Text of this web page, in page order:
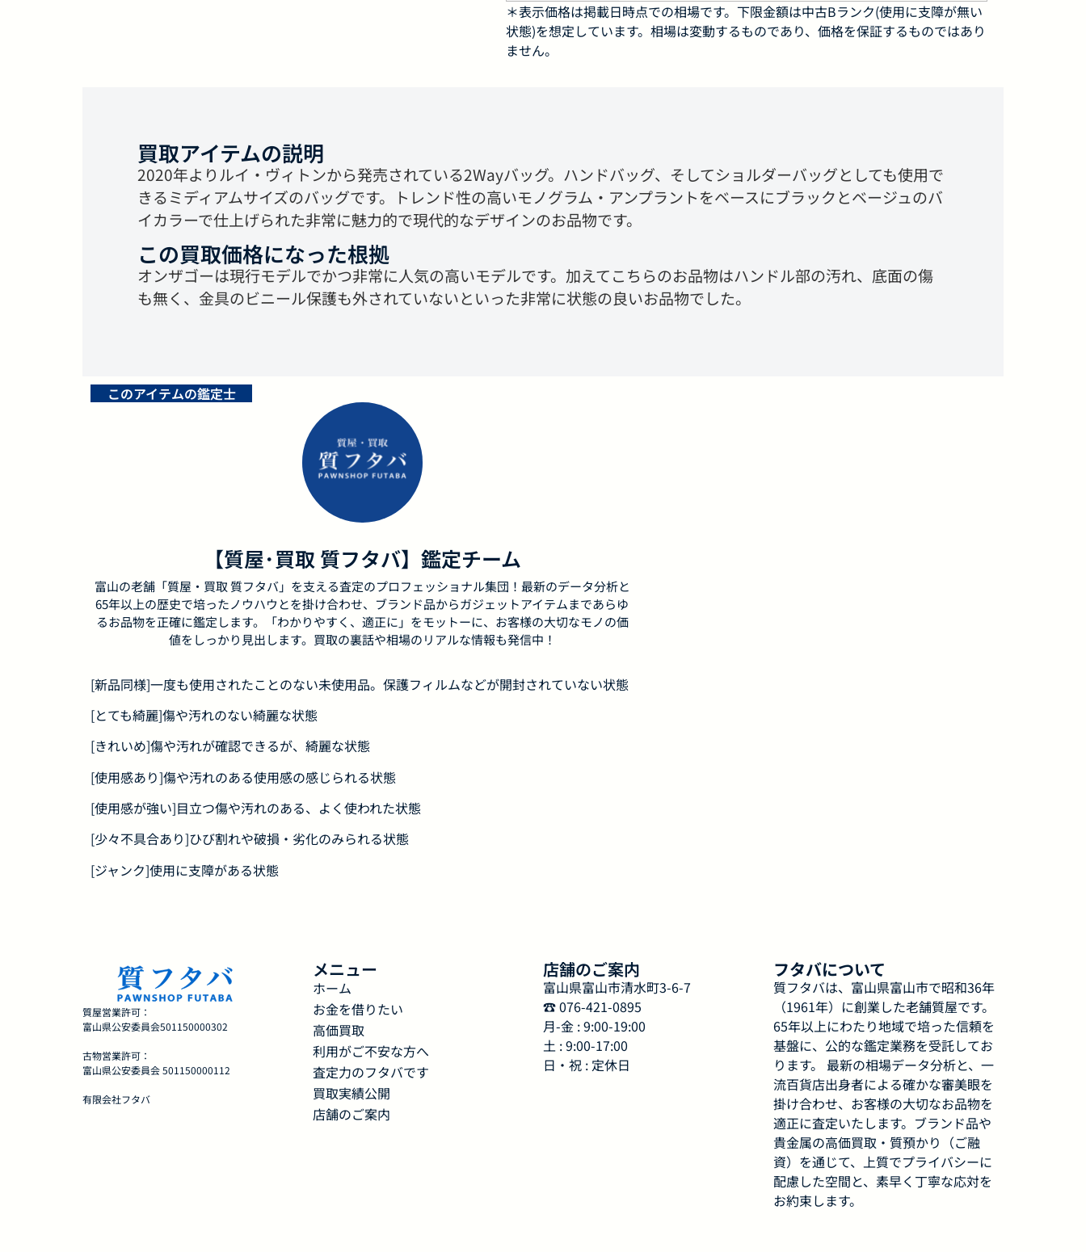
＊表示価格は掲載日時点での相場です。下限金額は中古Bランク(使用に支障が無い
状態)を想定しています。相場は変動するものであり、価格を保証するものではあり
ません。
買取アイテムの説明
2020年よりルイ・ヴィトンから発売されている2Wayバッグ。ハンドバッグ、そしてショルダーバッグとしても使用で
きるミディアムサイズのバッグです。トレンド性の高いモノグラム・アンプラントをベースにブラックとベージュのバ
イカラーで仕上げられた非常に魅力的で現代的なデザインのお品物です。
この買取価格になった根拠
オンザゴーは現行モデルでかつ非常に人気の高いモデルです。加えてこちらのお品物はハンドル部の汚れ、底面の傷
も無く、金具のビニール保護も外されていないといった非常に状態の良いお品物でした。
このアイテムの鑑定士
【質屋･買取 質フタバ】鑑定チーム
富山の老舗「質屋・買取 質フタバ」を支える査定のプロフェッショナル集団！最新のデータ分析と
65年以上の歴史で培ったノウハウとを掛け合わせ、ブランド品からガジェットアイテムまであらゆ
るお品物を正確に鑑定します。「わかりやすく、適正に」をモットーに、お客様の大切なモノの価
値をしっかり見出します。買取の裏話や相場のリアルな情報も発信中！
[新品同様]一度も使用されたことのない未使用品。保護フィルムなどが開封されていない状態
[とても綺麗]傷や汚れのない綺麗な状態
[きれいめ]傷や汚れが確認できるが、綺麗な状態
[使用感あり]傷や汚れのある使用感の感じられる状態
[使用感が強い]目立つ傷や汚れのある、よく使われた状態
[少々不具合あり]ひび割れや破損・劣化のみられる状態
[ジャンク]使用に支障がある状態
質屋営業許可：
富山県公安委員会501150000302
古物営業許可：
富山県公安委員会 501150000112
有限会社フタバ
メニュー
ホーム
お金を借りたい
高価買取
利用がご不安な方へ
査定力のフタバです
買取実績公開
店舗のご案内
店舗のご案内
富山県富山市清水町3-6-7
☎︎ 076-421-0895
月-金 : 9:00-19:00
土 : 9:00-17:00
日・祝 : 定休日
フタバについて
質フタバは、富山県富山市で昭和36年
（1961年）に創業した老舗質屋です。
65年以上にわたり地域で培った信頼を
基盤に、公的な鑑定業務を受託してお
ります。 最新の相場データ分析と、一
流百貨店出身者による確かな審美眼を
掛け合わせ、お客様の大切なお品物を
適正に査定いたします。ブランド品や
貴金属の高価買取・質預かり（ご融
資）を通じて、上質でプライバシーに
配慮した空間と、素早く丁寧な応対を
お約束します。